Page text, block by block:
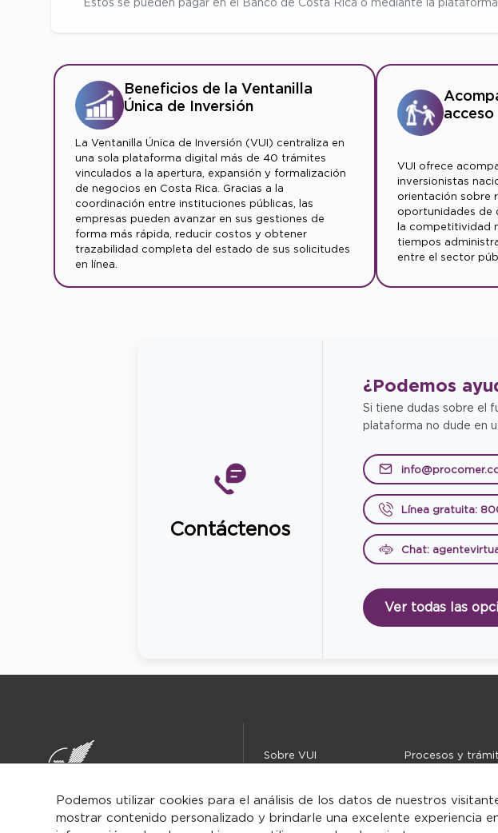
Beneficios de la Ventanilla
Única de Inversión
La Ventanilla Única de Inversión (VUI) centraliza en
una sola plataforma digital más de 40 trámites
vinculados a la apertura, expansión y formalización
de negocios en Costa Rica. Gracias a la
coordinación entre instituciones públicas, las
empresas pueden avanzar en sus gestiones de
forma más rápida, reducir costos y obtener
trazabilidad completa del estado de sus solicitudes
en línea.
VUI ofrece
inversionistas
orientación sobre
oportunidades de
la competitividad
tiempos
entre el sector
Contáctenos
¿Podemos
Si tiene dudas sobre el
plataforma no dude en
Línea gratuita:
Chat:
Ver todas las
Sobre VUI
Procesos y
Centro de ayuda
Contacto
Iniciar
Podemos utilizar cookies para el análisis de los datos de nuestros
mostrar contenido personalizado y brindarle una excelente experiencia